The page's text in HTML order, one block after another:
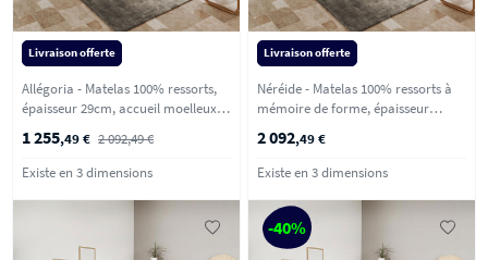
Livraison offerte
Allégoria - Matelas 100% ressorts,
épaisseur 29cm, accueil moelleux -
1 255,49 € 2 092,49 €
Existe en 3 dimensions
Livraison offerte
Néréide - Matelas 100% ressorts à
mémoire de forme, épaisseur
cm
2 092,49 €
Existe en 3 dimensions
-40%